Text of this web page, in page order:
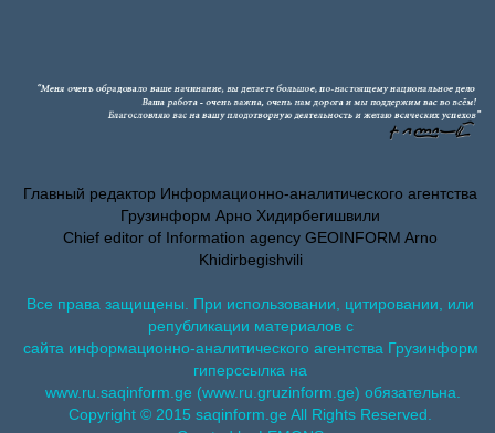
Главный редактор Информационно-аналитического агентства
Грузинформ Арно Хидирбегишвили
Chief editor of Information agency GEOINFORM Arno
Khidirbegishvili
Все права защищены. При использовании, цитировании, или
републикации материалов с
сайта информационно-аналитического агентства Грузинформ
гиперссылка на
www.ru.saqinform.ge (www.ru.gruzinform.ge) обязательна.
Copyright © 2015 saqinform.ge All Rights Reserved.